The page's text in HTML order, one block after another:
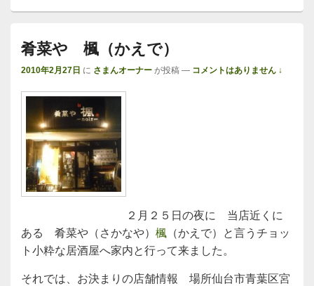
肴菜や 楓（かえで）
2010年2月27日 に さまんオーナー が投稿 — コメントはありません ↓
２月２５日の夜に 当店近くに
ある 肴菜や（さかなや） 楓 （かえで）と言うチョッ
ト小粋な居酒屋へ家内と行って来ました。
それでは、お決まりの店舗情報 場所仙台市青葉区宮